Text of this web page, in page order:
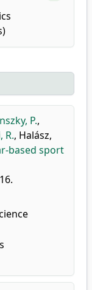
P.,
R., Halász,
based sport